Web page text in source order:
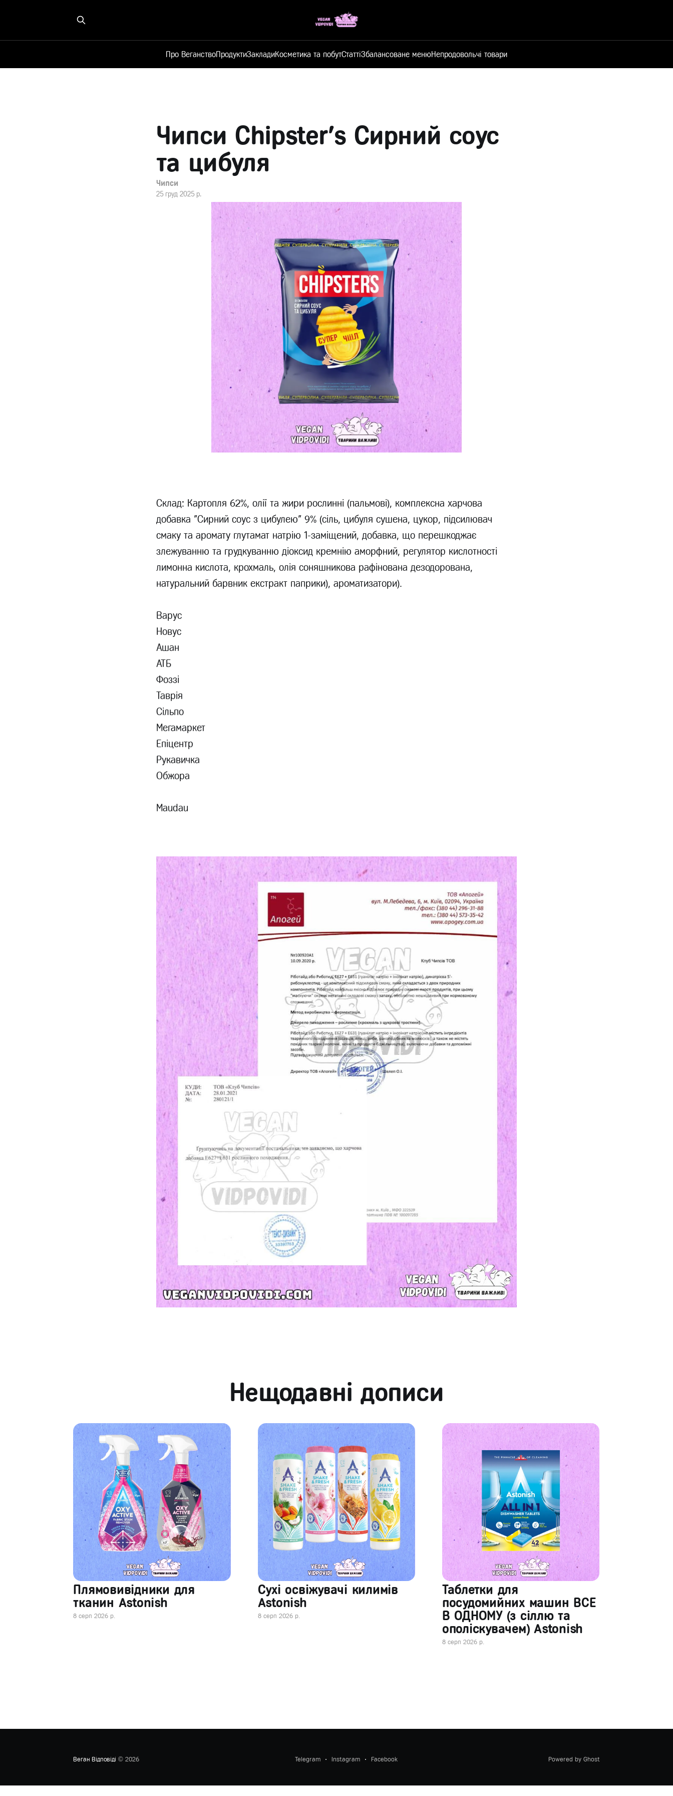
Про ВеганствоПродуктиЗакладиКосметика та побутСтаттіЗбалансоване менюНепродовольчі товари
Чипси Chipster's Сирний соус
та цибуля
Чипси
25 груд 2025 р.
Склад: Картопля 62%, олії та жири рослинні (пальмові), комплексна харчова
добавка "Сирний соус з цибулею" 9% (сіль, цибуля сушена, цукор, підсилювач
смаку та аромату глутамат натрію 1-заміщений, добавка, що перешкоджає
злежуванню та грудкуванню діоксид кремнію аморфний, регулятор кислотності
лимонна кислота, крохмаль, олія соняшникова рафінована дезодорована,
натуральний барвник екстракт паприки), ароматизатори).
Варус
Новус
Ашан
АТБ
Фоззі
Таврія
Сільпо
Мегамаркет
Епіцентр
Рукавичка
Обжора
Maudau
Нещодавні дописи
Плямовивідники для
тканин Astonish
8 серп 2026 р.
Сухі освіжувачі килимів
Astonish
8 серп 2026 р.
Таблетки для
посудомийних машин ВСЕ
В ОДНОМУ (з сіллю та
ополіскувачем) Astonish
8 серп 2026 р.
Веган Відповіді © 2026 Telegram Instagram Facebook Powered by Ghost